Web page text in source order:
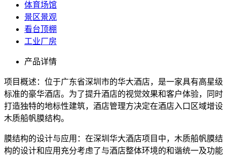
体育场馆
景区景观
看台顶棚
工业厂房
产品详情
项目概述：位于广东省深圳市的华大酒店，是一家具有高星级
标准的豪华酒店。为了提升酒店的视觉效果和客户体验，同时
打造独特的地标性建筑，酒店管理方决定在酒店入口区域增设
木质船帆膜结构。
膜结构的设计与应用：在深圳华大酒店项目中，木质船帆膜结
构的设计和应用充分考虑了与酒店整体环境的和谐统一及功能